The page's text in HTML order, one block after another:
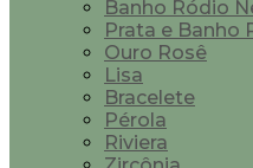
Banho Ródio
Prata e Banho
Ouro Rosê
Lisa
Bracelete
Pérola
Riviera